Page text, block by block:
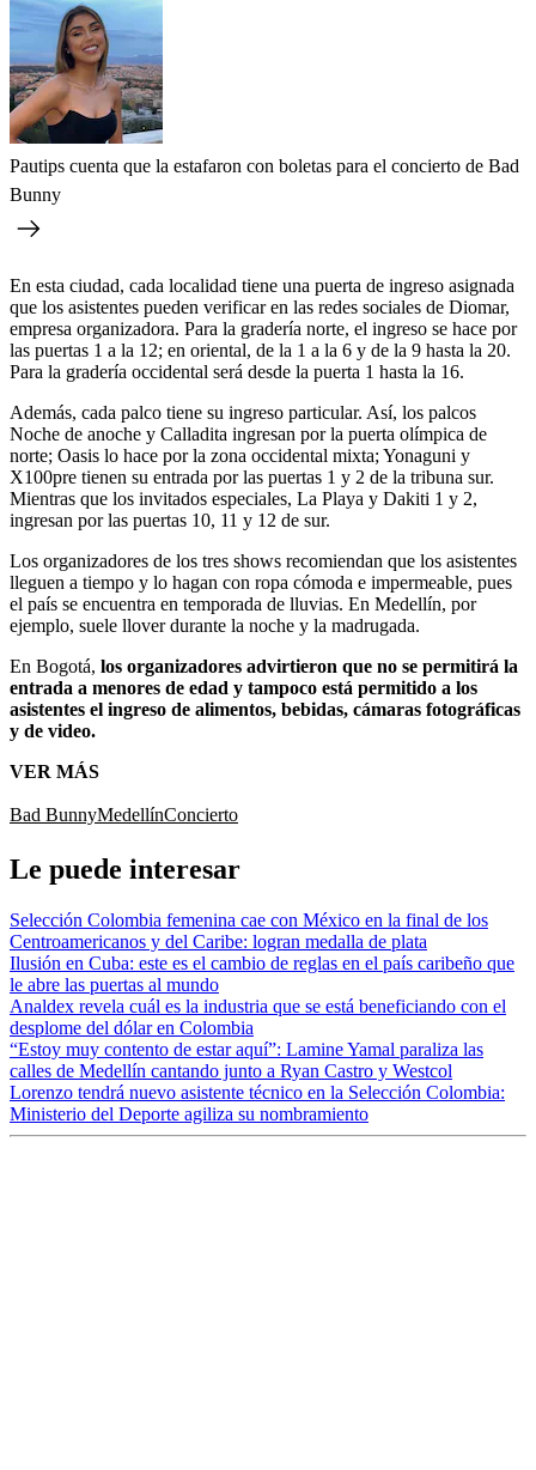
Pautips cuenta que la estafaron con boletas para el concierto de Bad
Bunny
En esta ciudad, cada localidad tiene una puerta de ingreso asignada
que los asistentes pueden verificar en las redes sociales de Diomar,
empresa organizadora. Para la gradería norte, el ingreso se hace por
las puertas 1 a la 12; en oriental, de la 1 a la 6 y de la 9 hasta la 20.
Para la gradería occidental será desde la puerta 1 hasta la 16.
Además, cada palco tiene su ingreso particular. Así, los palcos
Noche de anoche y Calladita ingresan por la puerta olímpica de
norte; Oasis lo hace por la zona occidental mixta; Yonaguni y
X100pre tienen su entrada por las puertas 1 y 2 de la tribuna sur.
Mientras que los invitados especiales, La Playa y Dakiti 1 y 2,
ingresan por las puertas 10, 11 y 12 de sur.
Los organizadores de los tres shows recomiendan que los asistentes
lleguen a tiempo y lo hagan con ropa cómoda e impermeable, pues
el país se encuentra en temporada de lluvias. En Medellín, por
ejemplo, suele llover durante la noche y la madrugada.
En Bogotá, los organizadores advirtieron que no se permitirá la
entrada a menores de edad y tampoco está permitido a los
asistentes el ingreso de alimentos, bebidas, cámaras fotográficas
y de video.
VER MÁS
Bad BunnyMedellínConcierto
Le puede interesar
Selección Colombia femenina cae con México en la final de los
Centroamericanos y del Caribe: logran medalla de plata
Ilusión en Cuba: este es el cambio de reglas en el país caribeño que
le abre las puertas al mundo
Analdex revela cuál es la industria que se está beneficiando con el
desplome del dólar en Colombia
“Estoy muy contento de estar aquí”: Lamine Yamal paraliza las
calles de Medellín cantando junto a Ryan Castro y Westcol
Lorenzo tendrá nuevo asistente técnico en la Selección Colombia:
Ministerio del Deporte agiliza su nombramiento